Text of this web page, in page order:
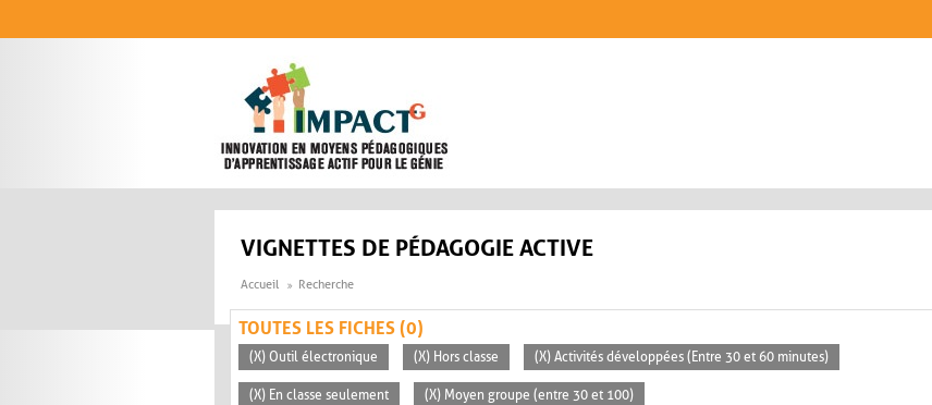
VIGNETTES DE PÉDAGOGIE ACTIVE
Accueil Recherche
TOUTES LES FICHES (0)
(X) Outil électronique (X) Hors classe (X) Activités développées (Entre 30 et 60 minutes)
(X) En classe seulement (X) Moyen groupe (entre 30 et 100)